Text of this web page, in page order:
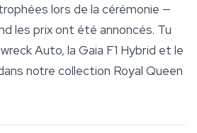
lors de la cérémonie —
les prix ont été annoncés. Tu
Auto, la Gaia F1 Hybrid et le
notre collection Royal Queen